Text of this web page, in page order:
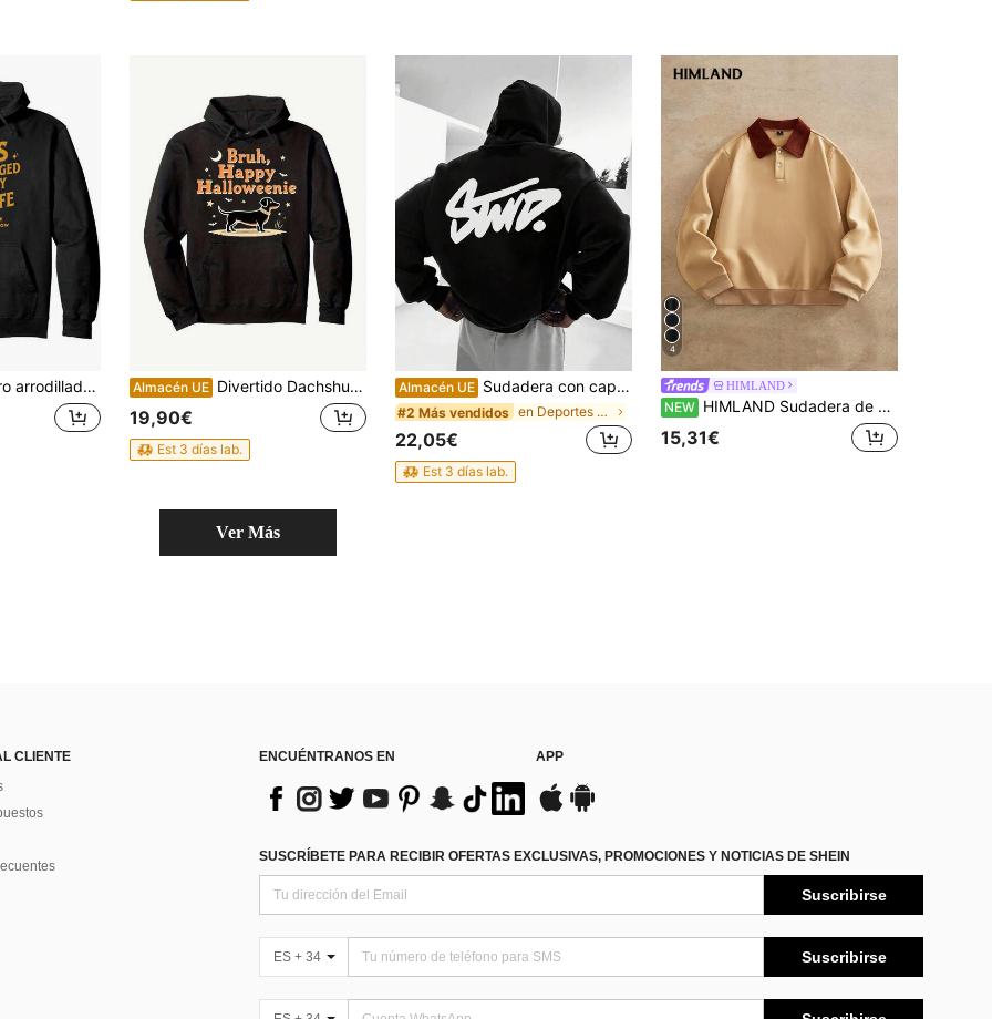
vida - Sudadera con capucha de fe - Sudadera con capucha - Para moda casual y elegante Almacén UE Divertido Dachshund Hoodie de Halloween 2024 | Sudadera unisex 50% 50% 250gsm con gráfico espeluznante de Dachshund y murciélago, tallas S-, ropa casual de todo el año para hombres y mujeres, lavable a máquina, ropa cómoda de otoño e invierno.
19,90€
Est 3 días lab.
Almacén UE Sudadera con capucha oversize para hombres con estampado de graffiti en la espalda - Sudadera de streetwear blanca de ajuste holgado y casual con bolsillo; Fuente negra. Suéter urbano para todo el año (sin cierre de cinturón). Suéter de invierno lavable a máquina para hombres
#2 Más vendidos en Deportes y actividades al aire libre - Athleisu
22,05€
Est 3 días lab.
4
HIMLAND
NEW HIMLAND Sudadera de cuello redondo casual de uso diario con bloques de color para hombre
15,31€
Ver Más
CLIENTE
ENCUÉNTRANOS EN APP
SUSCRÍBETE PARA RECIBIR OFERTAS EXCLUSIVAS, PROMOCIONES Y NOTICIAS DE SHEIN
Suscribirse
ES + 34 Suscribirse